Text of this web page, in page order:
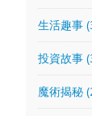
生活趣事
投資故事
魔術揭秘